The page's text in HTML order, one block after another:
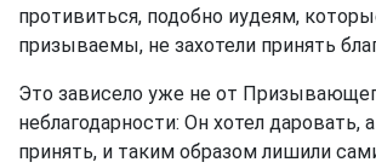
противиться, подобно иудеям,
призываемы, не захотели принять
Это зависело уже не от
неблагодарности: Он хотел даровать,
принять, и таким образом лишили